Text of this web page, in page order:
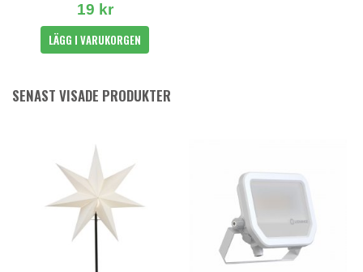
19 kr
LÄGG I VARUKORGEN
SENAST VISADE PRODUKTER